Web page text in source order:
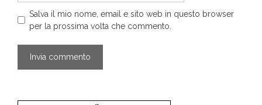
Salva il mio nome, email e sito web in questo browser
per la prossima volta che commento.